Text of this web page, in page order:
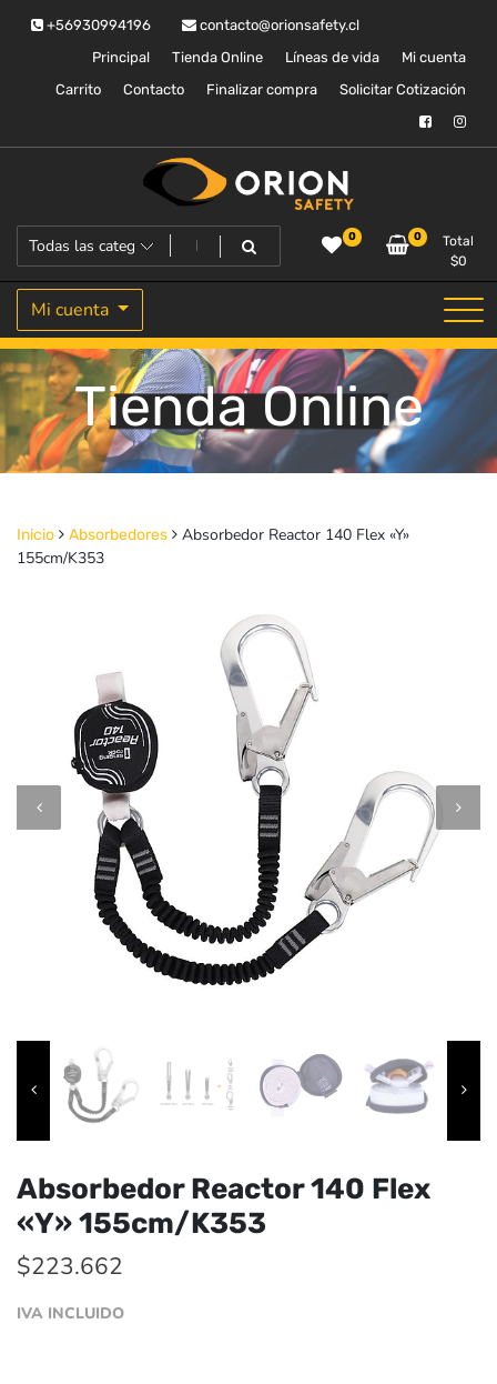
+56930994196
contacto@orionsafety.cl
Principal
Tienda Online Líneas de vida
Mi cuenta
Carrito
Contacto Finalizar compra Solicitar Cotización
Orion Safety
Equipos de proteccion personal 0 0
Total
$0
Mi cuenta
Tienda Online
Inicio Absorbedores
Absorbedor Reactor 140 Flex «Y»
155cm/K353
Absorbedor Reactor 140 Flex
«Y» 155cm/K353
$223.662
IVA INCLUIDO